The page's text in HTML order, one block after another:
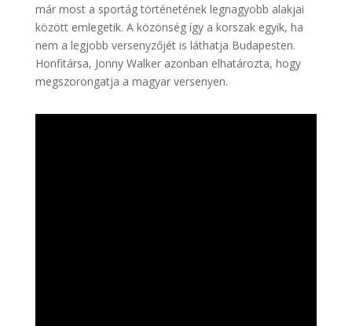
már most a sportág történetének legnagyobb alakjai
között emlegetik. A közönség így a korszak egyik, ha
nem a legjobb versenyzőjét is láthatja Budapesten.
Honfitársa, Jonny Walker azonban elhatározta, hogy
megszorongatja a magyar versenyen.